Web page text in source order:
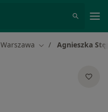
Warszawa Zmień miasto
Agnieszka